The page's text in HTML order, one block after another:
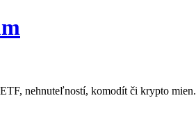
nehnuteľností, komodít či krypto mien.